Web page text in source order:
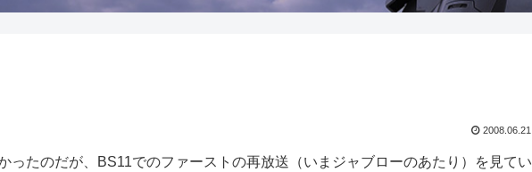
2008.06.21
ったのだが、BS11でのファーストの再放送（いまジャブローのあたり）を見てい